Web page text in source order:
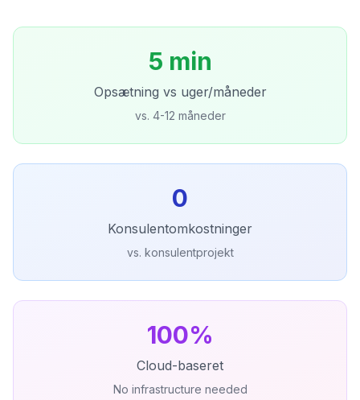
5 min
Opsætning vs uger/måneder
vs. 4-12 måneder
0
Konsulentomkostninger
vs. konsulentprojekt
100%
Cloud-baseret
No infrastructure needed